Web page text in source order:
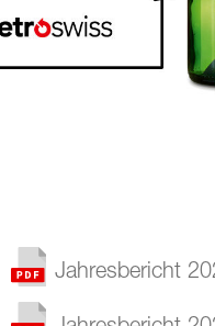
Jahresbericht